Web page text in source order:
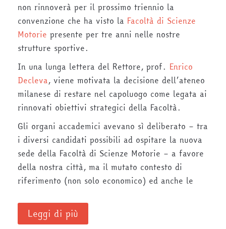
non rinnoverà per il prossimo triennio la
convenzione che ha visto la Facoltà di Scienze
Motorie presente per tre anni nelle nostre
strutture sportive.
In una lunga lettera del Rettore, prof. Enrico
Decleva, viene motivata la decisione dell’ateneo
milanese di restare nel capoluogo come legata ai
rinnovati obiettivi strategici della Facoltà.
Gli organi accademici avevano sì deliberato – tra
i diversi candidati possibili ad ospitare la nuova
sede della Facoltà di Scienze Motorie – a favore
della nostra città, ma il mutato contesto di
riferimento (non solo economico) ed anche le
Leggi di più